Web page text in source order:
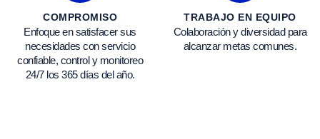
COMPROMISO
Enfoque en satisfacer sus
necesidades con servicio
confiable, control y monitoreo
24/7 los 365 días del año.
TRABAJO EN EQUIPO
Colaboración y diversidad para
alcanzar metas comunes.